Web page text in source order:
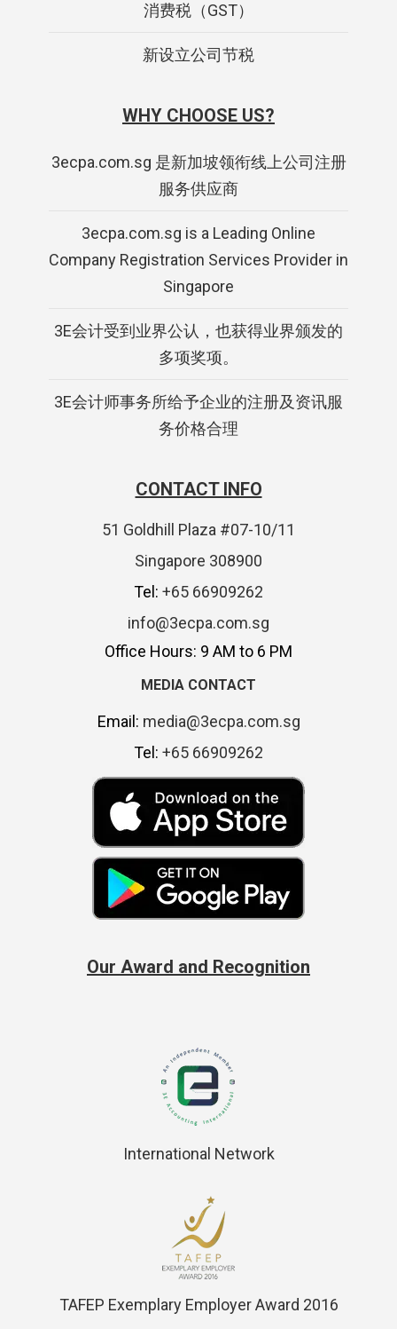
消费税（GST）
新设立公司节税
WHY CHOOSE US?
3ecpa.com.sg 是新加坡领衔线上公司注册
服务供应商
3ecpa.com.sg is a Leading Online
Company Registration Services Provider in
Singapore
3E会计受到业界公认，也获得业界颁发的
多项奖项。
3E会计师事务所给予企业的注册及资讯服
务价格合理
CONTACT INFO
51 Goldhill Plaza #07-10/11
Singapore 308900
Tel: +65 66909262
info@3ecpa.com.sg
Office Hours: 9 AM to 6 PM
MEDIA CONTACT
Email: media@3ecpa.com.sg
Tel: +65 66909262
Our Award and Recognition
International Network
TAFEP Exemplary Employer Award 2016